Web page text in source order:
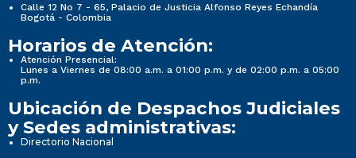
Calle 12 No 7 - 65, Palacio de Justicia Alfonso Reyes Echandía
Bogotá - Colombia
Horarios de Atención:
Atención Presencial:
Lunes a Viernes de 08:00 a.m. a 01:00 p.m. y de 02:00 p.m. a 05:00
p.m.
Ubicación de Despachos Judiciales
y Sedes administrativas:
Directorio Nacional